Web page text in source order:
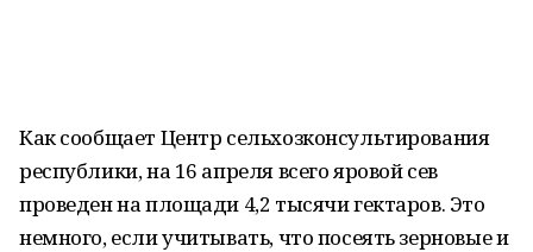
Как сообщает Центр сельхозконсультирования
республики, на 16 апреля всего яровой сев
проведен на площади 4,2 тысячи гектаров. Это
немного, если учитывать, что посеять зерновые и